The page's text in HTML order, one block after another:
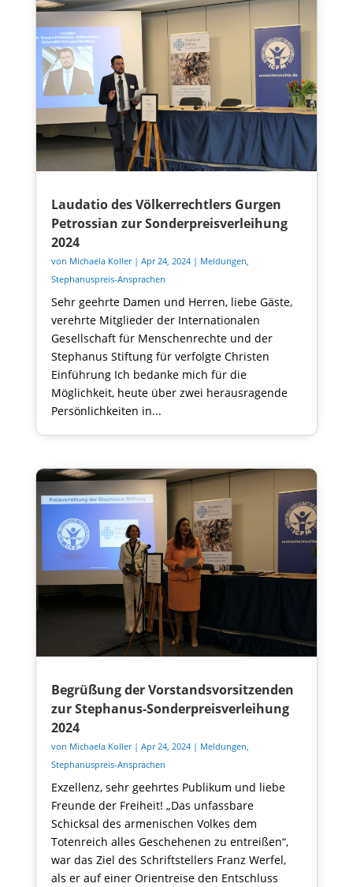
Laudatio des Völkerrechtlers Gurgen
Petrossian zur Sonderpreisverleihung
2024
von Michaela Koller| Apr 24, 2024| Meldungen
Stephanuspreis-Ansprachen
Sehr geehrte Damen und Herren, liebe Gäste,
verehrte Mitglieder der Internationalen
Gesellschaft für Menschenrechte und der
Stephanus Stiftung für verfolgte Christen
Einführung Ich bedanke mich für die
Möglichkeit, heute über zwei herausragende
Persönlichkeiten in...
Begrüßung der Vorstandsvorsitzenden
zur Stephanus-Sonderpreisverleihung
2024
von Michaela Koller| Apr 24, 2024| Meldungen
Stephanuspreis-Ansprachen
Exzellenz, sehr geehrtes Publikum und liebe
Freunde der Freiheit! „Das unfassbare
Schicksal des armenischen Volkes dem
Totenreich alles Geschehenen zu entreißen“,
war das Ziel des Schriftstellers Franz Werfel,
als er auf einer Orientreise den Entschluss